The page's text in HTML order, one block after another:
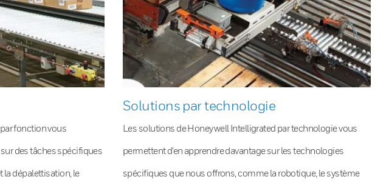
fonction vous
des tâches spécifiques
la dépalettisation, le
Solutions par technologie
Les solutions de Honeywell Intelligrated par technologie vous
permettent d’en apprendre davantage sur les technologies
spécifiques que nous offrons, comme la robotique, le système